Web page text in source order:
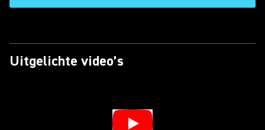
Uitgelichte video’s